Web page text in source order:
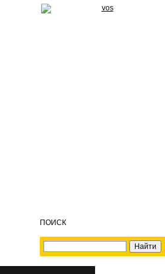
ПОИСК